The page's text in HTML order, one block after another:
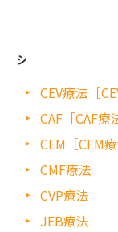
シ
CEV療法［
CAF［CAF療
CEM［CEM療
CMF療法
CVP療法
JEB療法